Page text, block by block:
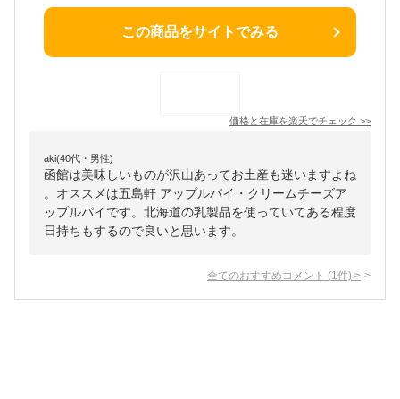
この商品をサイトでみる
価格と在庫を楽天でチェック >>
aki(40代・男性)
函館は美味しいものが沢山あってお土産も迷いますよね
。オススメは五島軒 アップルパイ・クリームチーズア
ップルパイです。北海道の乳製品を使っていてある程度
日持ちもするので良いと思います。
全てのおすすめコメント (1 件) >